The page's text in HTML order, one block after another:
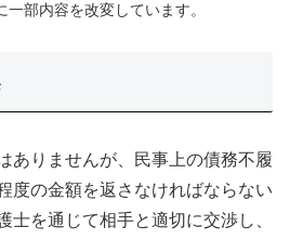
部内容を改変しています。
ありませんが、民事上の債務不履
度の金額を返さなければならない
士を通じて相手と適切に交渉し、